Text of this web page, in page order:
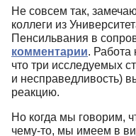
Не совсем так,
коллеги из
Пенсильвания в
комментарии. Работа
что три исследуемых
и несправедливость)
реакцию.
Но когда мы говорим,
чему-то, мы имеем в